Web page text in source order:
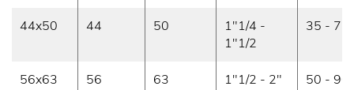
44x50 44 50
1"1/4 -
1"1/2
35 - 75
56x63 56 63 1"1/2 - 2" 50 - 90